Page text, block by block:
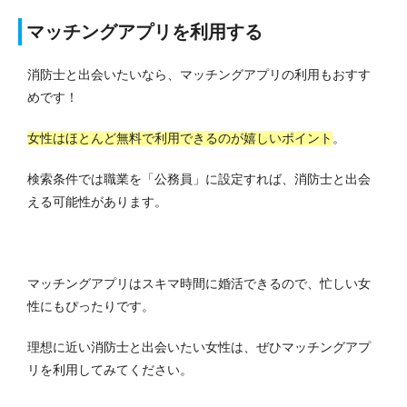
マッチングアプリを利用する
消防士と出会いたいなら、マッチングアプリの利用もおすす
めです！
女性はほとんど無料で利用できるのが嬉しいポイント 。
検索条件では職業を「公務員」に設定すれば、消防士と出会
える可能性があります。
マッチングアプリはスキマ時間に婚活できるので、忙しい女
性にもぴったりです。
理想に近い消防士と出会いたい女性は、ぜひマッチングアプ
リを利用してみてください。